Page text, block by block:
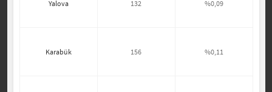
Yalova 132 %0,09
Karabük 156 %0,11